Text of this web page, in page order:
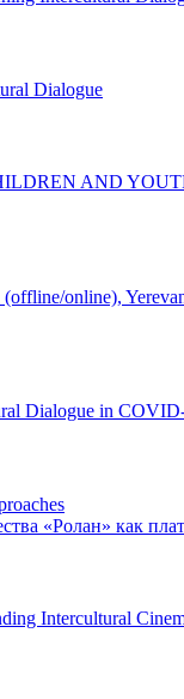
Dialogue
AND
online),
Dialogue in
«Ролан» как
Intercultural